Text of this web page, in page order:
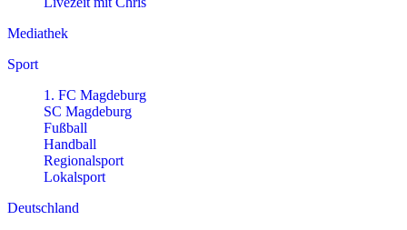
Mediathek
Sport
1. FC Magdeburg
SC Magdeburg
Fußball
Handball
Regionalsport
Lokalsport
Deutschland